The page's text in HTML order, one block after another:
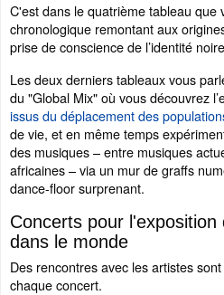
C'est dans le quatrième tableau que
chronologique remontant aux
prise de conscience de l’identité
Les deux derniers tableaux vous
du "Global Mix" où vous découvrez
issus du déplacement des
de vie, et en même temps
des musiques – entre musiques
africaines – via un mur de graffs
dance-floor surprenant.
Concerts pour
dans le monde
Des rencontres avec les artistes
chaque concert.